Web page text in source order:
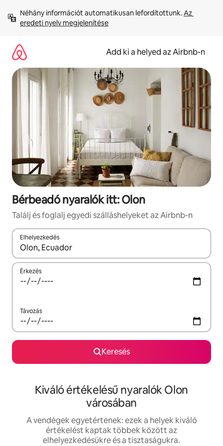
tartalomra
Néhány információt automatikusan lefordítottunk. Az
eredeti nyelv megjelenítése
Add ki a helyed az Airbnb-n
Bérbeadó nyaralók itt: Olon
Találj és foglalj egyedi szálláshelyeket az Airbnb-n
Elhelyezkedés
Az eredmények között a felfelé és a lefelé nyíllal
Érkezés
Távozás
Keresés
Kiváló értékelésű nyaralók Olon
városában
A vendégek egyetértenek: ezek a helyek kiváló
értékelést kaptak többek között az
elhelyezkedésükre és a tisztaságukra.